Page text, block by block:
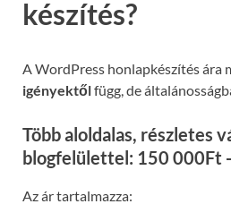
készítés?
A WordPress honlapkészítés ára
igényektőlfügg, de
Több aloldalas, részletes
blogfelülettel: 150 000Ft
Az ár tartalmazza: